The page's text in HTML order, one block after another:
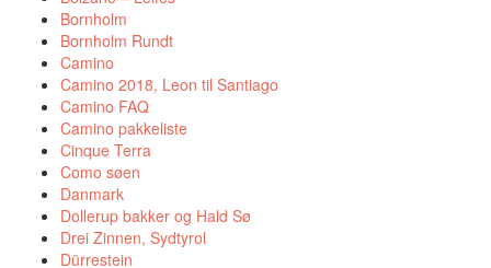
Bornholm
Bornholm Rundt
Camino
Camino 2018, Leon til Santiago
Camino FAQ
Camino pakkeliste
Cinque Terra
Como søen
Danmark
Dollerup bakker og Hald Sø
Drei Zinnen, Sydtyrol
Dürrestein